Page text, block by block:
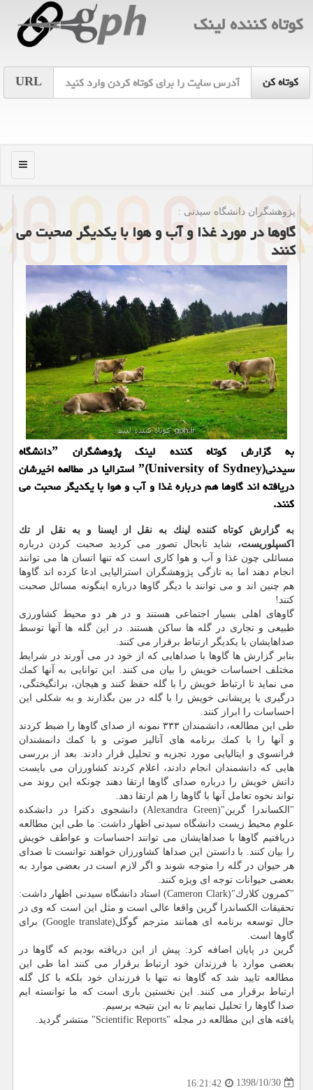
كوتاه كننده لینك
URL
منو
پژوهشگران دانشگاه سیدنی :
گاوها در مورد غذا و آب و هوا با یكدیگر صحبت می
كنند
به گزارش كوتاه كننده لینك پژوهشگران ˮدانشگاه
سیدنیˮ(University of Sydney) استرالیا در مطالعه اخیرشان
دریافته اند گاوها هم درباره غذا و آب و هوا با یكدیگر صحبت می
كنند.
به گزارش كوتاه كننده لینك به نقل از ایسنا و به نقل از تك
اكسپلوریست، شاید تابحال تصور می كردید صحبت كردن درباره
مسائلی چون غذا و آب و هوا كاری است كه تنها انسان ها می توانند
انجام دهند اما به تازگی پژوهشگران استرالیایی ادعا كرده اند گاوها
هم چنین اند و می توانند با دیگر گاوها درباره اینگونه مسائل صحبت
كنند!
گاوهای اهلی بسیار اجتماعی هستند و در هر دو محیط كشاورزی
طبیعی و تجاری در گله ها ساكن هستند. در این گله ها آنها توسط
صداهایشان با یكدیگر ارتباط برقرار می كنند.
بنابر گزارش ها گاوها با صداهایی كه از خود در می آورند در شرایط
مختلف احساسات خویش را بیان می كنند. این توانایی به آنها كمك
می نماید تا ارتباط خویش را با گله حفظ كنند و هیجان، برانگیختگی،
درگیری یا پریشانی خویش را با گله در بین بگذارند و به شكلی این
احساسات را ابراز كنند.
طی این مطالعه، دانشمندان ۳۳۳ نمونه از صدای گاوها را ضبط كردند
و آنها را با كمك برنامه های آنالیز صوتی و با كمك دانمشندان
فرانسوی و ایتالیایی مورد تجزیه و تحلیل قرار دادند. بعد از بررسی
هایی كه دانشمندان انجام دادند، اعلام كردند كشاورزان می بایست
دانش خویش را درباره صدای گاوها ارتقا دهند چونكه این روند می
تواند نحوه تعامل آنها با گاوها را هم ارتقا دهد.
"الكساندرا گرین"(Alexandra Green) دانشجوی دكترا در دانشكده
علوم محیط زیست دانشگاه سیدنی اظهار داشت: ما طی این مطالعه
دریافتیم گاوها با صداهایشان می توانند احساسات و عواطف خویش
را بیان كنند. با دانستن این صداها كشاورزان خواهند توانست تا صدای
هر حیوان در گله را متوجه شوند و اگر لازم است در بعضی موارد به
بعضی حیوانات توجه ای ویژه كنند.
"كمرون كلارك"(Cameron Clark) استاد دانشگاه سیدنی اظهار داشت:
تحقیقات الكساندرا گرین واقعا عالی است و مثل این است كه وی در
حال توسعه برنامه ای همانند مترجم گوگل(Google translate) برای
گاوها است.
گرین در پایان اضافه كرد: پیش از این دریافته بودیم كه گاوها در
بعضی موارد با فرزندان خود ارتباط برقرار می كنند اما طی این
مطالعه تایید شد كه گاوها نه تنها با فرزندان خود بلكه با كل گله
ارتباط برقرار می كنند. این نخستین باری است كه ما توانسته ایم
صدا گاوها را تحلیل نماییم تا به این نتیجه برسیم.
یافته های این مطالعه در مجله "Scientific Reports" منتشر گردید.
1398/10/30
16:21:42